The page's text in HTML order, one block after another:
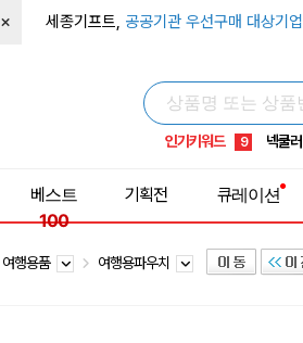
× 세종기프트, 공공기관 우선구매 대상기업
인기키워드
5 키캡
8 쿨토시
9 넥쿨러
1 선풍기
베스트
100
기획전 큐레이션
여행용품 여행용파우치